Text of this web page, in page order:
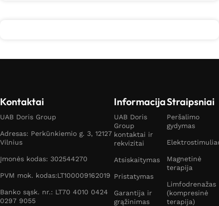
Kontaktai
UAB Doris Group
Adresas: Perkūnkiemio g. 3, 12127
Vilnius
Įmonės kodas: 302544270
PVM mok. kodas:LT100009162019
Banko sąsk. nr.: LT70 4010 0424
0297 9055
Informacija
UAB Doris
Group
kontaktai ir
rekvizitai
Atsiskaitymas
Pristatymas
Garantija ir
grąžinimas
Straipsniai
Peršalimo
gydymas
Magnetinė
terapija
Limfodrenažas
(kompresinė
terapija)